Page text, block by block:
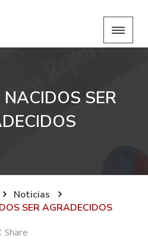
NACIDOS SER
Noticias
SER AGRADECIDOS
Share